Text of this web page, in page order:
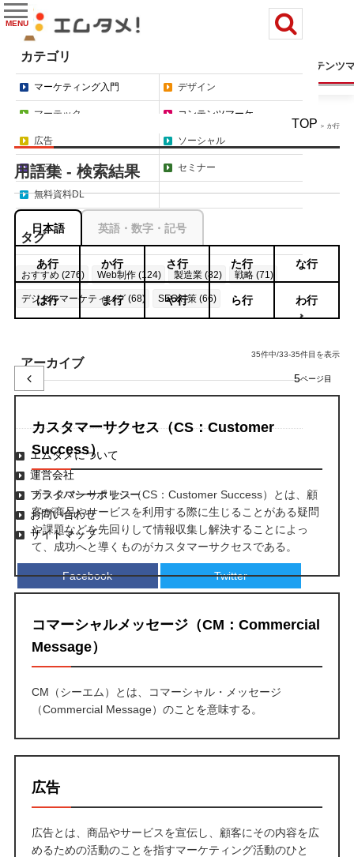
マーケティング入門 コンテンツ
MENU
カテゴリ
マーケティング入門 デザイン
マーテック コンテンツマーケ
広告 ソーシャル
コラム セミナー
無料資料DL
タグ
おすすめ (276) Web制作 (124) 製造業 (82) 戦略 (71)
デジタルマーケティング (68)
SEO対策 (66)
もっと見る
アーカイブ
エムタメについて
運営会社
プライバシーポリシー
お問い合わせ
サイトマップ
Facebook Twitter
TOP ＞ か行
用語集 - 検索結果
日本語 英語・数字・記号
あ行 か行 さ行 た行 な行
は行 ま行 や行 ら行 わ行
35件中/33-35件目を表示
5
カスタマーサクセス（CS：Customer
Success）
カスタマーサクセス（CS：Customer Success）とは、顧
客が商品やサービスを利用する際に生じることがある疑問
や課題などを先回りして情報収集し解決することによっ
て、成功へと導くものがカスタマーサクセスである。
コマーシャルメッセージ（CM：Commercial
Message）
CM（シーエム）とは、コマーシャル・メッセージ
（Commercial Message）のことを意味する。
広告
広告とは、商品やサービスを宣伝し、顧客にその内容を広
めるための活動のことを指すマーケティング活動のひと